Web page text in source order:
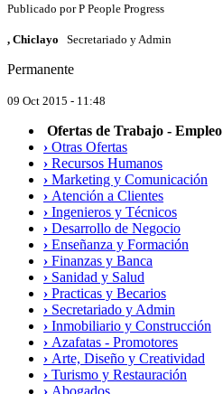
Publicado porP People Progress
, Chiclayo Secretariado y Admin
Permanente
09 Oct 2015 - 11:48
Ofertas de Trabajo - Empleo
› Otras Ofertas
› Recursos Humanos
› Marketing y Comunicación
› Atención a Clientes
› Ingenieros y Técnicos
› Desarrollo de Negocio
› Enseñanza y Formación
› Finanzas y Banca
› Sanidad y Salud
› Practicas y Becarios
› Secretariado y Admin
› Inmobiliario y Construcción
› Azafatas - Promotores
› Arte, Diseño y Creatividad
› Turismo y Restauración
› Abogados